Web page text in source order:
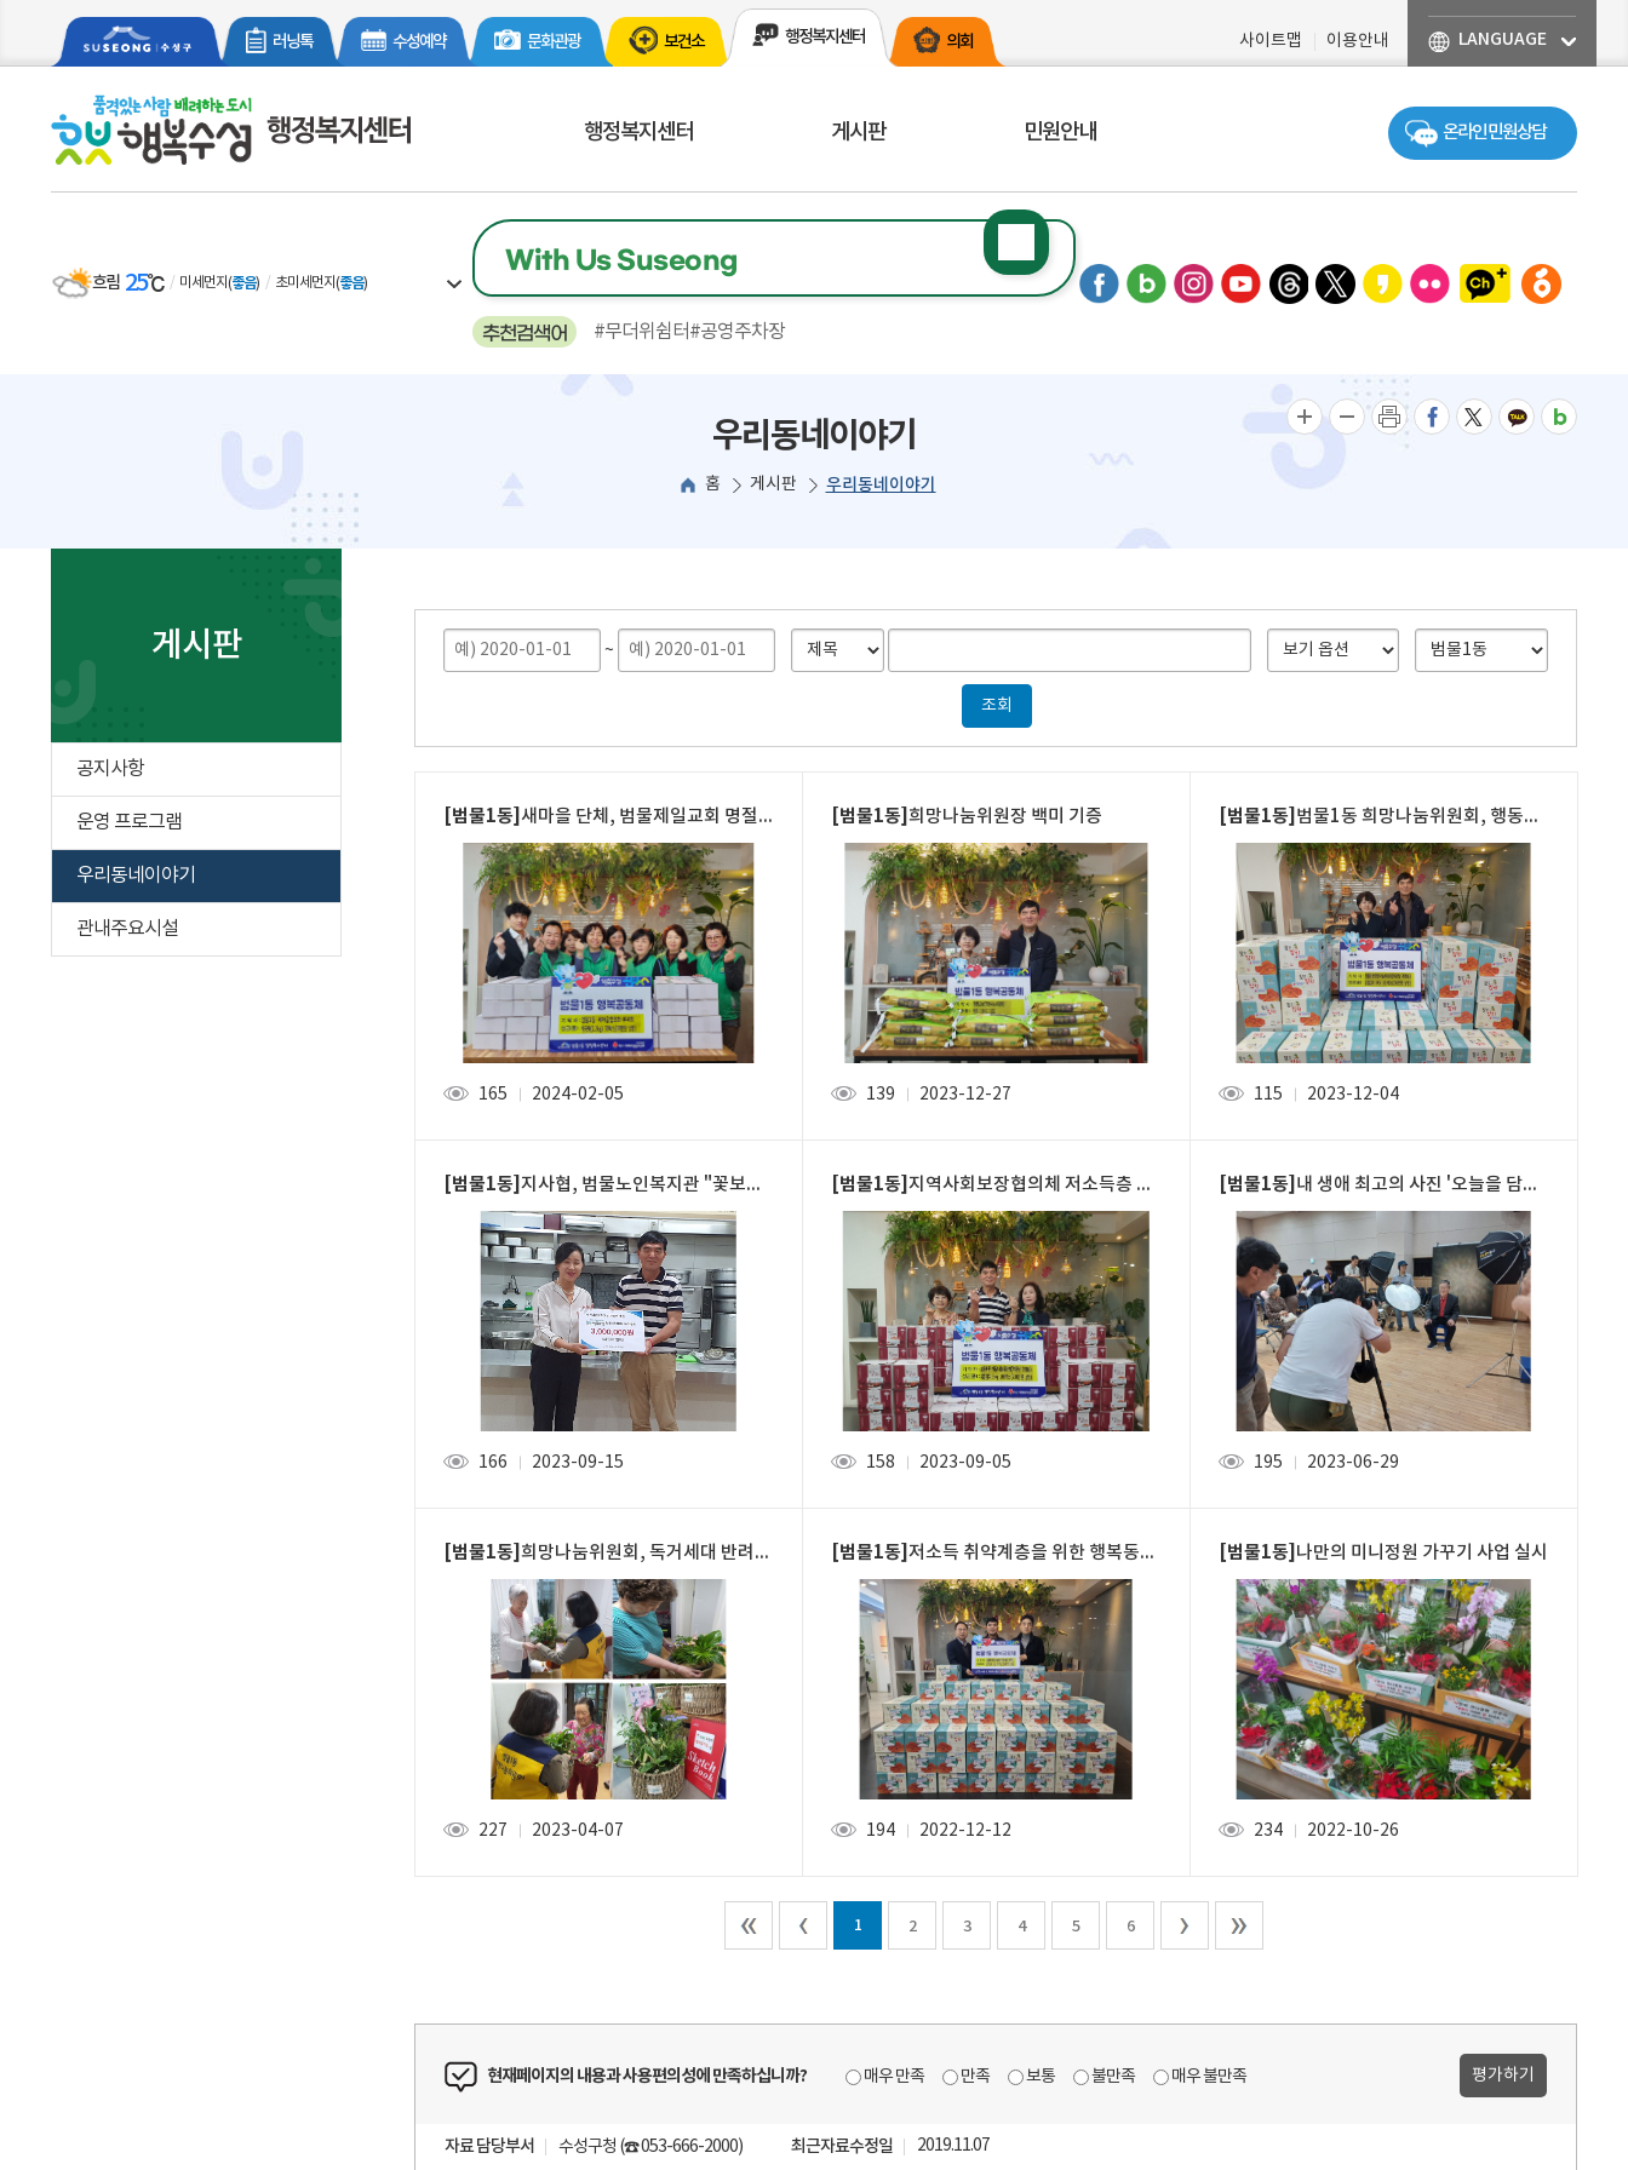
러닝톡 수성예약 문화관광 보건소 행정복지센터 의회 사이트맵 이용안내 LANGUAGE
행정복지센터 게시판 민원안내 온라인 민원상담
흐림 25℃ 미세먼지 (좋음) 초미세먼지 (좋음) 일기예보 더보기
With Us Suseong
추천검색어 #무더위쉼터#공영주차장
페이스북블로그 인스타그램
유튜브 스레드 엑스 카카오스토리
플리커 수성구 카카오톡 채널추
수성구청 당근
우리동네이야기
홈 게시판 우리동네이야기
글자크게글자작게
인쇄 페이스북으로 공유
트위터로 공유
카카오톡 공유
밴드 공유
게시판
공지사항
운영 프로그램
우리동네이야기
관내주요시설
~
[범물1동] 새마을 단체, 범물제일교회 명절맞이 떡국떡 전달
조회 165 2024-02-05
[범물1동] 희망나눔위원장 백미 기증
조회 139 2023-12-27
[범물1동] 범물1동 희망나눔위원회, 행동동행 김장김치 나눔
조회 115 2023-12-04
[범물1동] 지사협, 범물노인복지관 "꽃보다 중년 요리교실" ...
조회 166 2023-09-15
[범물1동] 지역사회보장협의체 저소득층 여름 김장 김치 나눔
조회 158 2023-09-05
[범물1동] 내 생애 최고의 사진 '오늘을 담다' 실시
조회 195 2023-06-29
[범물1동] 희망나눔위원회, 독거세대 반려식물 전달
조회 227 2023-04-07
[범물1동] 저소득 취약계층을 위한 행복동행 김장김치 나눔
조회 194 2022-12-12
[범물1동] 나만의 미니정원 가꾸기 사업 실시
조회 234 2022-10-26
1 2 3 4 5 6
현재페이지의 내용과 사용편의성에 만족하십니까? 매우 만족 만족 보통 불만족 매우 불만족
자료 담당부서 수성구청 (☎ 053-666-2000) 최근자료수정일 2019.11.07